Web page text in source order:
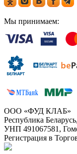
Мы принимаем:
ООО «ФУД КЛАБ»
Республика
УНП 491067581,
Регистрация в